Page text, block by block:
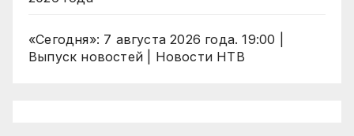
«Сегодня»: 7 августа 2026 года. 19:00 |
Выпуск новостей | Новости НТВ